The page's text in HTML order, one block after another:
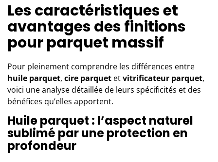
Les caractéristiques et
avantages des finitions
pour parquet massif
Pour pleinement comprendre les différences entre
huile parquet, cire parquet etvitrificateur parquet,
voici une analyse détaillée de leurs spécificités et des
bénéfices qu’elles apportent.
Huile parquet : l’aspect naturel
sublimé par une protection en
profondeur